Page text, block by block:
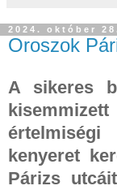
2024. október
Oroszok
A sikeres
kenyeret
Párizs